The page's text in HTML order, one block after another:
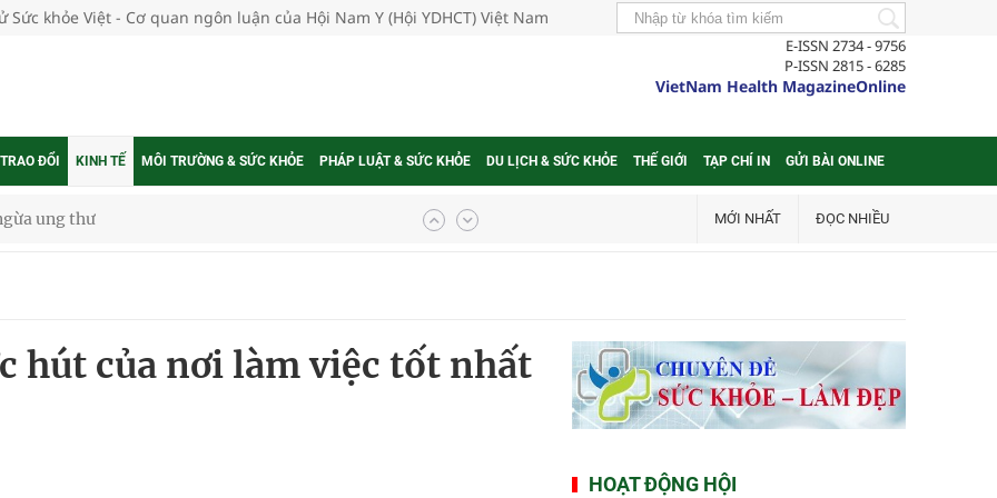
Sức khỏe Việt - Cơ quan ngôn luận của Hội Nam Y (Hội YDHCT) Việt Nam
E-ISSN 2734 - 9756
P-ISSN 2815 - 6285
VietNam Health MagazineOnline
ĐỔI KINH TẾ MÔI TRƯỜNG & SỨC KHỎE PHÁP LUẬT & SỨC KHỎE DU LỊCH & SỨC KHỎE THẾ GIỚI TẠP CHÍ IN GỬI BÀI ONLINE
Của Các Loài Nhân Sâm (Panax Spp.): Tổng
mới của Việt Nam
hai cấp trong quản lý hoạt động nha khoa,
MỚI NHẤT ĐỌC NHIỀU
hút của nơi làm việc tốt nhất
HOẠT ĐỘNG HỘI